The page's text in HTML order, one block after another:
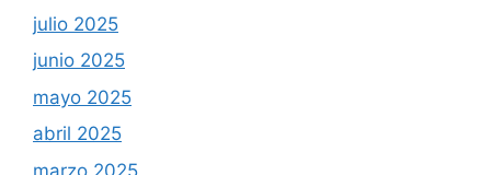
julio 2025
junio 2025
mayo 2025
abril 2025
marzo 2025